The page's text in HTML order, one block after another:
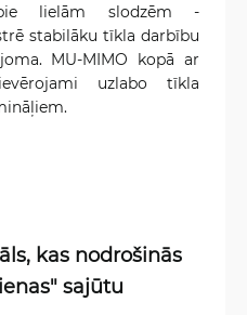
lielām slodzēm -
stabilāku tīkla darbību
MU-MIMO kopā ar
uzlabo tīkla
kas nodrošinās
sajūtu